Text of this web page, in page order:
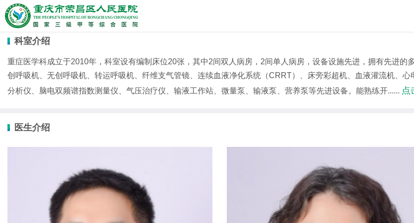
科室介绍
重症医学科成立于2010年，科室设有编制床位20张，其中2间双人病房，2间单人病房，设备设施先进，拥有先进
创呼吸机、无创呼吸机、转运呼吸机、纤维支气管镜、连续血液净化系统（CRRT）、床旁彩超机、血液灌流机、
分析仪、脑电双频谱指数测量仪、气压治疗仪、输液工作站、微量泵、输液泵、营养泵等先进设备。能熟练开...... 点
医生介绍